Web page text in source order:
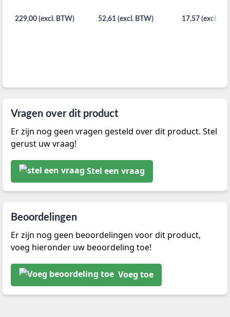
229,00 (excl. BTW) 52,61 (excl. BTW) 17,57 (excl.
Vragen over dit product
Er zijn nog geen vragen gesteld over dit product. Stel
gerust uw vraag!
Stel een vraag
Beoordelingen
Er zijn nog geen beoordelingen voor dit product,
voeg hieronder uw beoordeling toe!
Voeg toe